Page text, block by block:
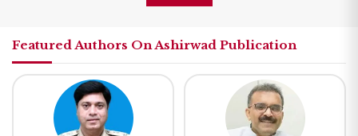
Featured Authors On Ashirwad Publication